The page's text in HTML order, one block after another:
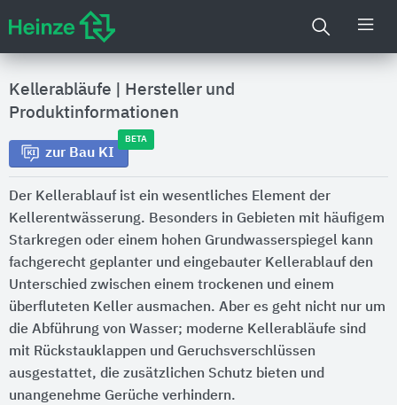
Kellerabläufe
Hersteller und
Produktinformationen
zur Bau KI
BETA
Der Kellerablauf ist ein wesentliches Element der
Kellerentwässerung. Besonders in Gebieten mit häufigem
Starkregen oder einem hohen Grundwasserspiegel kann
fachgerecht geplanter und eingebauter Kellerablauf den
Unterschied zwischen einem trockenen und einem
überfluteten Keller ausmachen. Aber es geht nicht nur um
die Abführung von Wasser; moderne Kellerabläufe sind
mit Rückstauklappen und Geruchsverschlüssen
ausgestattet, die zusätzlichen Schutz bieten und
unangenehme Gerüche verhindern.